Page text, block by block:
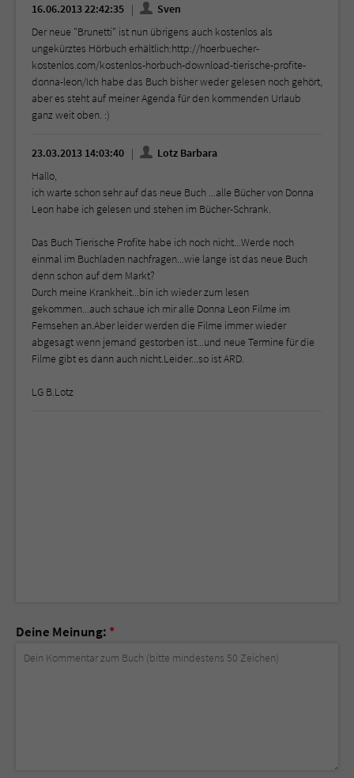
16.06.2013 22:42:35
Sven
Der neue "Brunetti" ist nun übrigens auch kostenlos als
ungekürztes Hörbuch erhältlich:http://hoerbuecher-
kostenlos.com/kostenlos-horbuch-download-tierische-profite-
donna-leon/Ich habe das Buch bisher weder gelesen noch gehört,
aber es steht auf meiner Agenda für den kommenden Urlaub
ganz weit oben. :)
23.03.2013 14:03:40
Lotz Barbara
Hallo,
ich warte schon sehr auf das neue Buch ...alle Bücher von Donna
Leon habe ich gelesen und stehen im Bücher-Schrank.
Das Buch Tierische Profite habe ich noch nicht...Werde noch
einmal im Buchladen nachfragen...wie lange ist das neue Buch
denn schon auf dem Markt?
Durch meine Krankheit...bin ich wieder zum lesen
gekommen...auch schaue ich mir alle Donna Leon Filme im
Fernsehen an.Aber leider werden die Filme immer wieder
abgesagt wenn jemand gestorben ist...und neue Termine für die
Filme gibt es dann auch nicht.Leider...so ist ARD.
LG B.Lotz
Deine Meinung: *